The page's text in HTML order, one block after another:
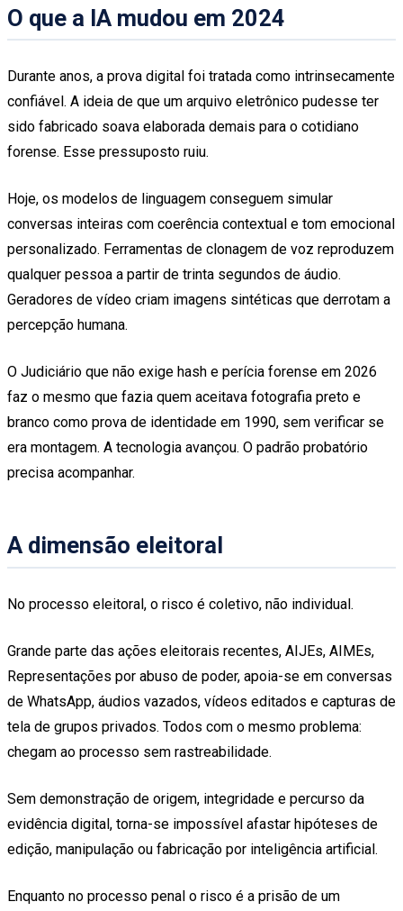
O que a IA mudou em 2024
Durante anos, a prova digital foi tratada como intrinsecamente
confiável. A ideia de que um arquivo eletrônico pudesse ter
sido fabricado soava elaborada demais para o cotidiano
forense. Esse pressuposto ruiu.
Hoje, os modelos de linguagem conseguem simular
conversas inteiras com coerência contextual e tom emocional
personalizado. Ferramentas de clonagem de voz reproduzem
qualquer pessoa a partir de trinta segundos de áudio.
Geradores de vídeo criam imagens sintéticas que derrotam a
percepção humana.
O Judiciário que não exige hash e perícia forense em 2026
faz o mesmo que fazia quem aceitava fotografia preto e
branco como prova de identidade em 1990, sem verificar se
era montagem. A tecnologia avançou. O padrão probatório
precisa acompanhar.
A dimensão eleitoral
No processo eleitoral, o risco é coletivo, não individual.
Grande parte das ações eleitorais recentes, AIJEs, AIMEs,
Representações por abuso de poder, apoia-se em conversas
de WhatsApp, áudios vazados, vídeos editados e capturas de
tela de grupos privados. Todos com o mesmo problema:
chegam ao processo sem rastreabilidade.
Sem demonstração de origem, integridade e percurso da
evidência digital, torna-se impossível afastar hipóteses de
edição, manipulação ou fabricação por inteligência artificial.
Enquanto no processo penal o risco é a prisão de um